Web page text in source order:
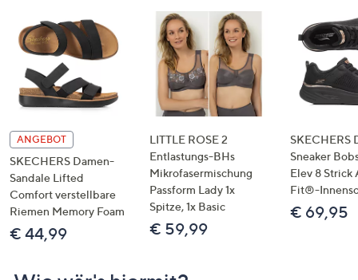
ANGEBOT
SKECHERS Damen-
Sandale Lifted
Comfort verstellbare
Riemen Memory Foam
€ 44,99
LITTLE ROSE 2
Entlastungs-BHs
Mikrofasermischung
Passform Lady 1x
Spitze, 1x Basic
€ 59,99
SKECHERS
Sneaker
Elev 8 Strick
Fit®-
€ 69,95